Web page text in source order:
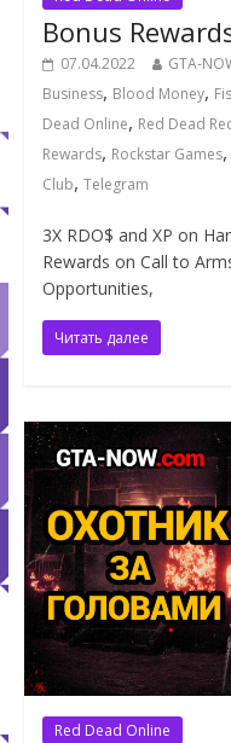
Bonus
07.04.2022 GTA-
Business, Blood Money,
Dead Online, Red Dead
Rewards, Rockstar Games,
Club, Telegram
3X RDO$ and XP on
Rewards on Call to
Opportunities,
Читать далее
Red Dead Online